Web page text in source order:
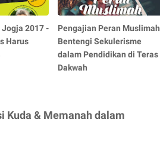
Jogja 2017 -
Harus
Pengajian Peran Muslimah
Bentengi Sekulerisme
dalam Pendidikan di Teras
Dakwah
Kuda & Memanah dalam